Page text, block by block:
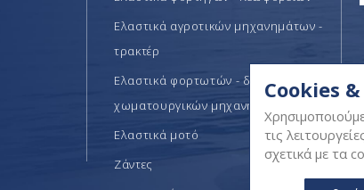
Ελαστικά αγροτικών μηχανημάτων -
τρακτέρ
Ελαστικά φορτωτών - δομικών -
χωματουργικών μηχανημάτων
Ελαστικά μοτό
Ζάντες
Cookies
τις
σχετικά με τα